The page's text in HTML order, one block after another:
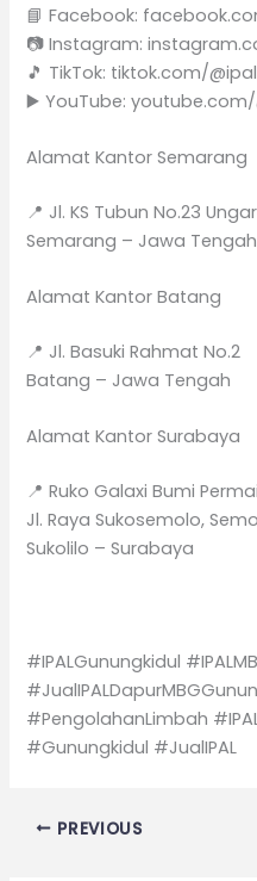
📘 Facebook:
📷 Instagram:
🎵 TikTok: tiktok.com/
▶️ YouTube:
Alamat Kantor Semarang
📍 Jl. KS Tubun No.23
Semarang – Jawa Tengah
Alamat Kantor Batang
📍 Jl. Basuki Rahmat No.2
Batang – Jawa Tengah
Alamat Kantor Surabaya
📍 Ruko Galaxi Bumi
Jl. Raya Sukosemolo,
Sukolilo – Surabaya
#IPALGunungkidul
#PengolahanLimbah
#Gunungkidul #JualIPAL
PREVIOUS